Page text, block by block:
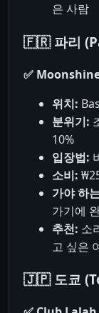
은 사람
🇫🇷 파리
✅
위치:
분위기:
10%
입장법:
소비:
가야 하
가기에
추천: 소
고 싶은
🇯🇵 도쿄